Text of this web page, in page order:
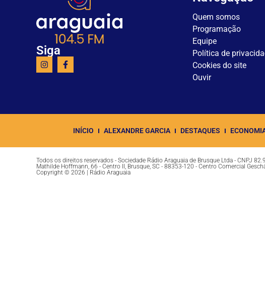
Siga
Quem somos
Programação
Equipe
Política de
Cookies do site
Ouvir
INÍCIO ALEXANDRE GARCIA DESTAQUES
Todos os direitos reservados - Sociedade Rádio Araguaia de Brusque Ltda - CNPJ
Mathilde Hoffmann, 66 - Centro II, Brusque, SC - 88353-120 - Centro Comercial
Copyright © 2026 | Rádio Araguaia